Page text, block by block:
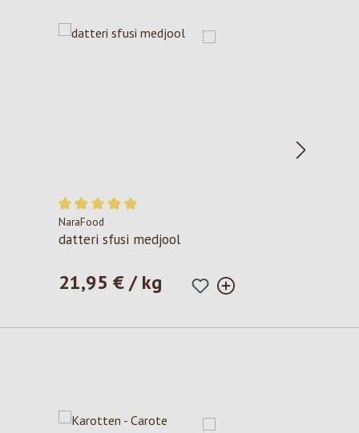
Valutazione media di 5 su 5 stelle
NaraFood
datteri sfusi medjool
Prezzo normale:
21,95 € / kg